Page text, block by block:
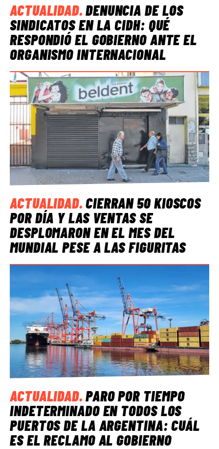
ACTUALIDAD.DENUNCIA DE LOS
SINDICATOS EN LA CIDH: QUÉ
RESPONDIÓ EL GOBIERNO ANTE EL
ORGANISMO INTERNACIONAL
ACTUALIDAD.CIERRAN 50 KIOSCOS
POR DÍA Y LAS VENTAS SE
DESPLOMARON EN EL MES DEL
MUNDIAL PESE A LAS FIGURITAS
ACTUALIDAD.PARO POR TIEMPO
INDETERMINADO EN TODOS LOS
PUERTOS DE LA ARGENTINA: CUÁL
ES EL RECLAMO AL GOBIERNO